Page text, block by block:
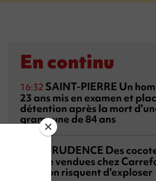
En continu
16:32 SAINT-PIERRE Un
23 ans mis en examen et
détention après la mort
gramoune de 84 ans
PRUDENCE Des
minute vendues chez
Réunion risquent d'exploser